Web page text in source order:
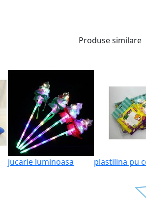
Produse similare
jucarie luminoasa plastilina pu